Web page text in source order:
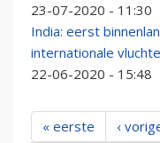
23-07-2020 - 11:30
India: eerst
internationale
22-06-2020 - 15:48
« eerste ‹